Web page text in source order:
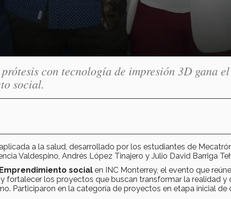
con tecnología de impresión 3D gana
social.
a la salud, desarrollado por los estudiantes de
Valdespino, Andrés López Tinajero y Julio David Barriga
Emprendimiento social en INC Monterrey, el evento que
fortalecer los proyectos que buscan transformar la realidad y
Participaron en la categoría de proyectos en etapa inicial de